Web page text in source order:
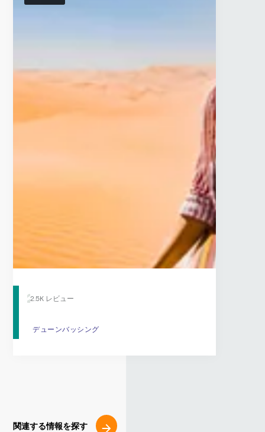
2.5K レビュー
デューンバッシング
デューンバッシング
関連する情報を探す